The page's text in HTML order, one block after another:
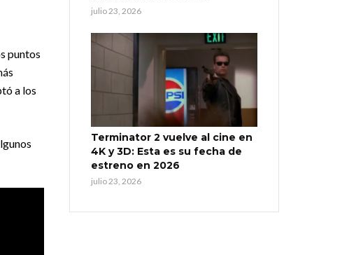
puntos
a los
julio 23, 2026
Terminator 2 vuelve al cine en
4K y 3D: Esta es su fecha de
estreno en 2026
julio 23, 2026